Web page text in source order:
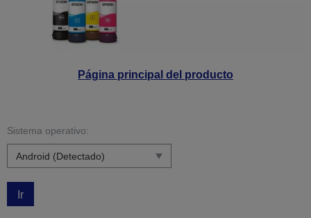
Página principal del producto
Sistema operativo:
Ir